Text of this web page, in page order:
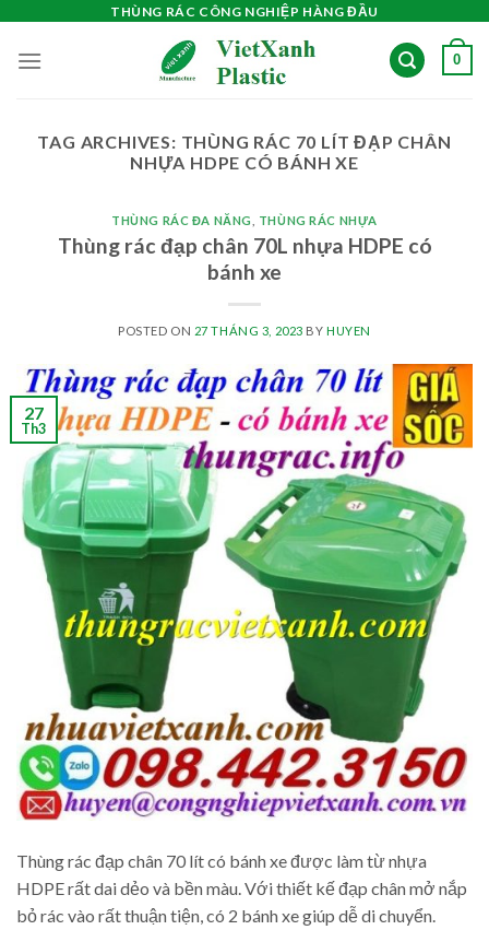
content
THÙNG RÁC CÔNG NGHIỆP HÀNG ĐẦU
0
TAG ARCHIVES: THÙNG RÁC 70 LÍT ĐẠP CHÂN
NHỰA HDPE CÓ BÁNH XE
THÙNG RÁC ĐA NĂNG THÙNG RÁC NHỰA
Thùng rác đạp chân 70L nhựa HDPE có
bánh xe
POSTED ON 27 THÁNG 3, 2023 BY HUYEN
27
Th3
Thùng rác đạp chân 70 lít có bánh xe được làm từ nhựa
HDPE rất dai dẻo và bền màu. Với thiết kế đạp chân mở nắp
bỏ rác vào rất thuận tiện, có 2 bánh xe giúp dễ di chuyển.